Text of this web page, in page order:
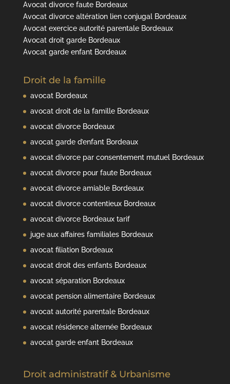
Avocat divorce faute Bordeaux
Avocat divorce altération lien conjugal Bordeaux
Avocat exercice autorité parentale Bordeaux
Avocat droit garde Bordeaux
Avocat garde enfant Bordeaux
Droit de la famille
avocat Bordeaux
avocat droit de la famille Bordeaux
avocat divorce Bordeaux
avocat garde d’enfant Bordeaux
avocat divorce par consentement mutuel Bordeaux
avocat divorce pour faute Bordeaux
avocat divorce amiable Bordeaux
avocat divorce contentieux Bordeaux
avocat divorce Bordeaux tarif
juge aux affaires familiales Bordeaux
avocat filiation Bordeaux
avocat droit des enfants Bordeaux
avocat séparation Bordeaux
avocat pension alimentaire Bordeaux
avocat autorité parentale Bordeaux
avocat résidence alternée Bordeaux
avocat garde enfant Bordeaux
Droit administratif & Urbanisme